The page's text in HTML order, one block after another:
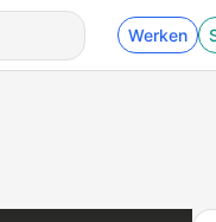
Werken